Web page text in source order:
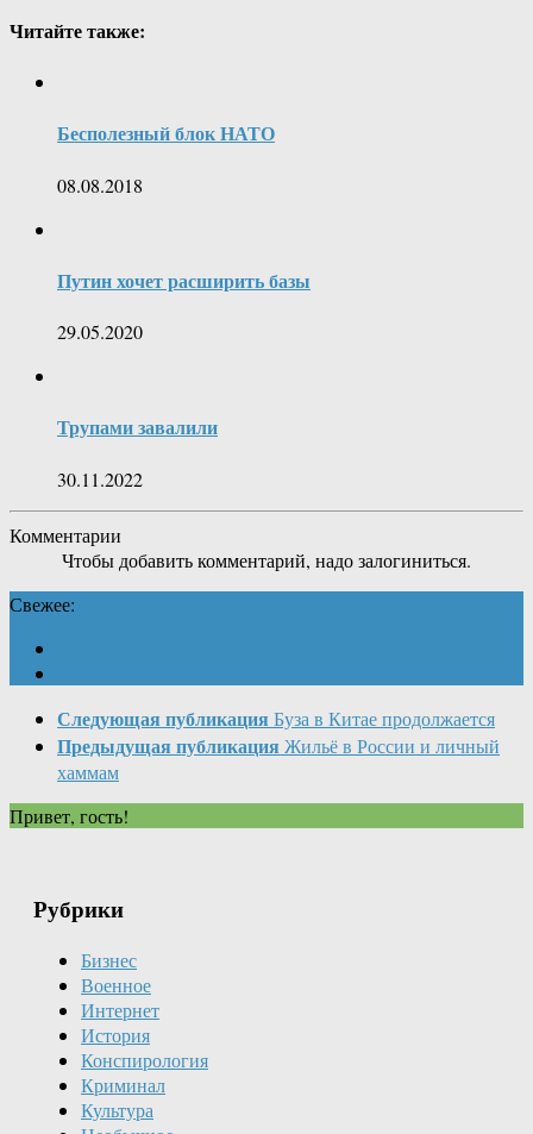
Читайте также:
Бесполезный блок НАТО
08.08.2018
Путин хочет расширить базы
29.05.2020
Трупами завалили
30.11.2022
Комментарии
Чтобы добавить комментарий, надо залогиниться.
Свежее:
Следующая публикация Буза в Китае продолжается
Предыдущая публикация Жильё в России и личный
хаммам
Привет, гость!
Рубрики
Бизнес
Военное
Интернет
История
Конспирология
Криминал
Культура